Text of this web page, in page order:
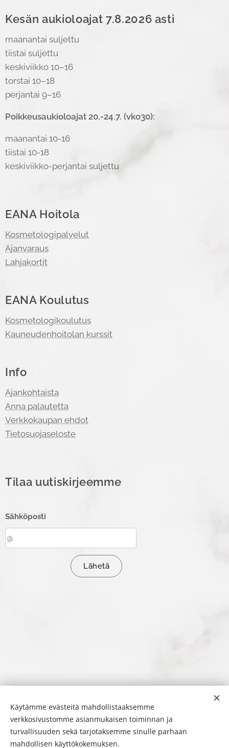
Kesän aukioloajat 7.8.2026 asti
maanantai suljettu
tiistai suljettu
keskiviikko 10–16
torstai 10–18
perjantai 9–16
Poikkeusaukioloajat 20.-24.7. (vko30):
maanantai 10-16
tiistai 10-18
keskiviikko-perjantai suljettu
EANA Hoitola
Kosmetologipalvelut
Ajanvaraus
Lahjakortit
EANA Koulutus
Kosmetologikoulutus
Kauneudenhoitolan kurssit
Info
Ajankohtaista
Anna palautetta
Verkkokaupan ehdot
Tietosuojaseloste
Tilaa uutiskirjeemme
Sähköposti
Lähetä
Käytämme evästeitä mahdollistaaksemme
verkkosivustomme asianmukaisen toiminnan ja
turvallisuuden sekä tarjotaksemme sinulle parhaan
mahdollisen käyttökokemuksen.